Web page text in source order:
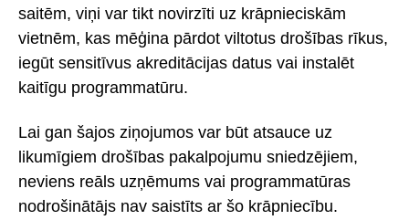
saitēm, viņi var tikt novirzīti uz krāpnieciskām
vietnēm, kas mēģina pārdot viltotus drošības rīkus,
iegūt sensitīvus akreditācijas datus vai instalēt
kaitīgu programmatūru.
Lai gan šajos ziņojumos var būt atsauce uz
likumīgiem drošības pakalpojumu sniedzējiem,
neviens reāls uzņēmums vai programmatūras
nodrošinātājs nav saistīts ar šo krāpniecību.